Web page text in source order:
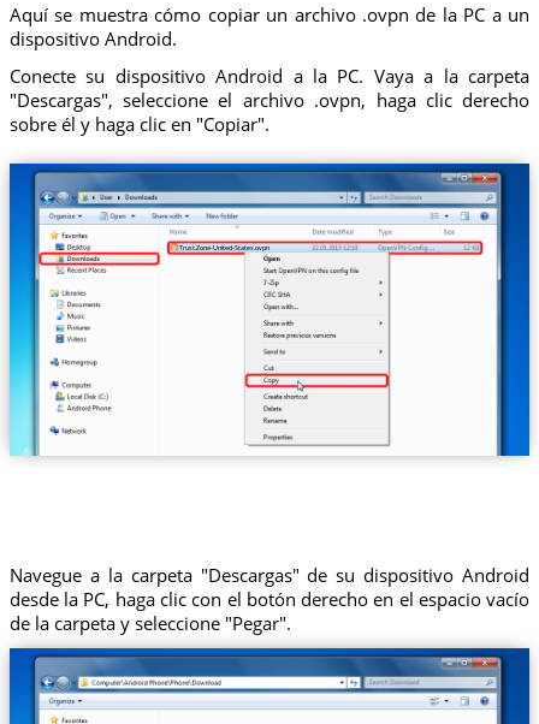
Aquí se muestra cómo copiar un archivo .ovpn de la PC a un
dispositivo Android.
Conecte su dispositivo Android a la PC. Vaya a la carpeta
"Descargas", seleccione el archivo .ovpn, haga clic derecho
sobre él y haga clic en "Copiar".
Trust.Zone-United-States.ovpn
Navegue a la carpeta "Descargas" de su dispositivo Android
desde la PC, haga clic con el botón derecho en el espacio vacío
de la carpeta y seleccione "Pegar".